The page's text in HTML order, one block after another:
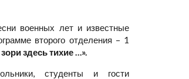
военных лет и известные
второго отделения – 1
здесь тихие …».
студенты и гости